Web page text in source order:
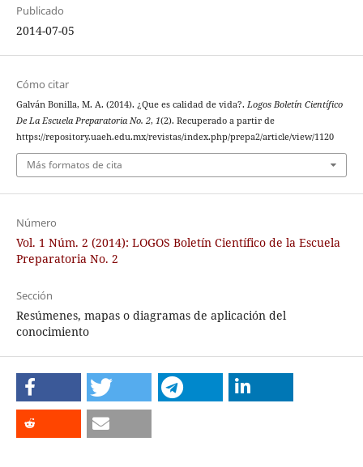
Publicado
2014-07-05
Cómo citar
Galván Bonilla, M. A. (2014). ¿Que es calidad de vida?. Logos Boletín Científico
De La Escuela Preparatoria No. 2, 1(2). Recuperado a partir de
https://repository.uaeh.edu.mx/revistas/index.php/prepa2/article/view/1120
Más formatos de cita
Número
Vol. 1 Núm. 2 (2014): LOGOS Boletín Científico de la Escuela
Preparatoria No. 2
Sección
Resúmenes, mapas o diagramas de aplicación del
conocimiento